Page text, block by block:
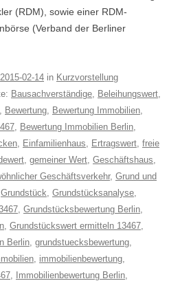
(RDM), sowie einer RDM-
(Verband der Berliner
2015-02-14 in Kurzvorstellung
Bausachverständige Beleihungswert
Bewertung Bewertung Immobilien
Bewertung Immobilien Berlin
Einfamilienhaus Ertragswert freie
gemeiner Wert Geschäftshaus
Geschäftsverkehr, Grund und
Grundstück Grundstücksanalyse
Grundstücksbewertung Berlin
Grundstückswert ermitteln 13467
Berlin grundstuecksbewertung
immobilienbewertung
Immobilienbewertung Berlin